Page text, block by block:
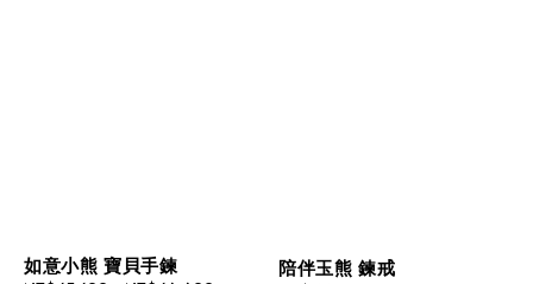
如意小熊 寶貝手鍊 陪伴玉熊 鍊戒